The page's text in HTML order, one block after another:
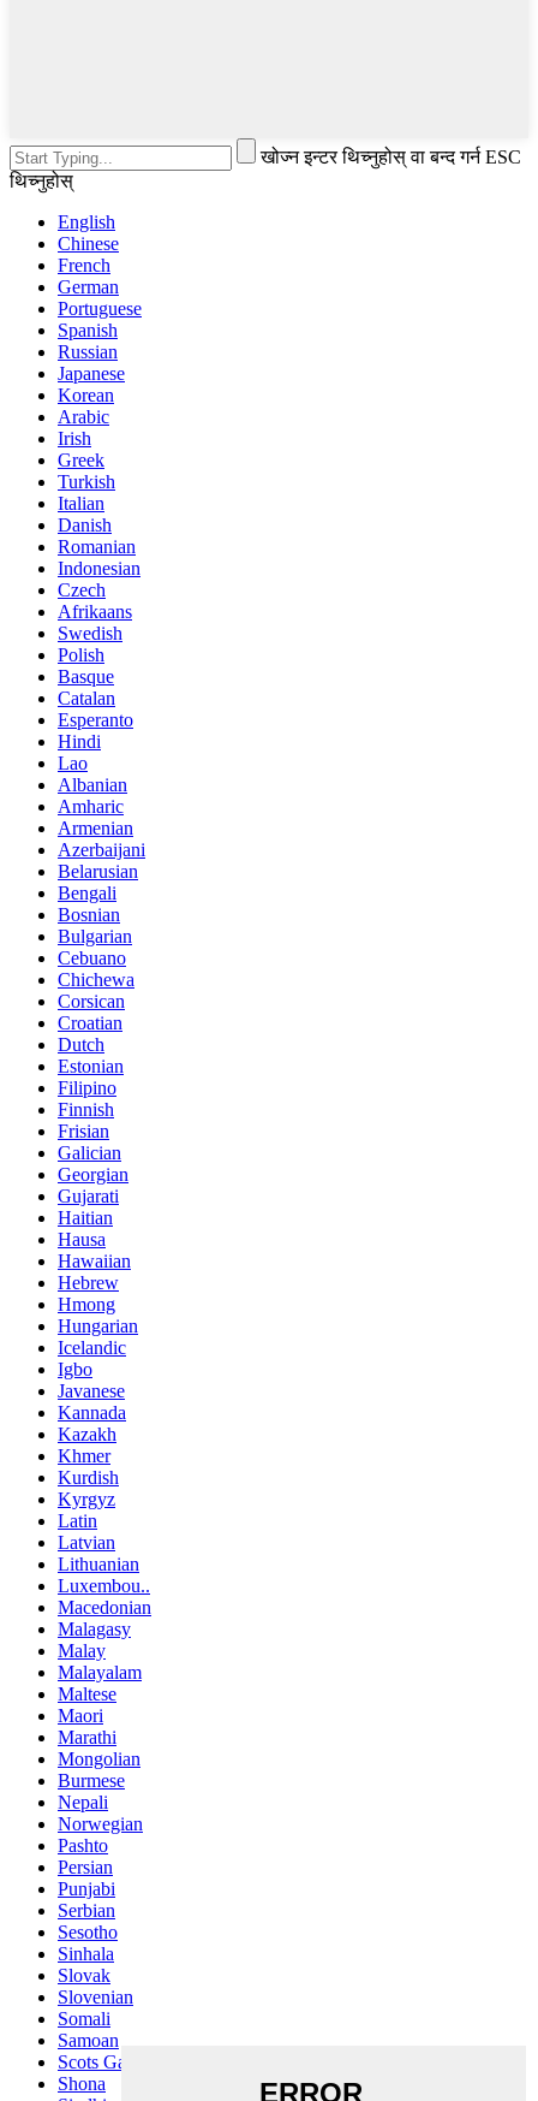
खोज्न इन्टर थिच्नुहोस् वा बन्द गर्न ESC
थिच्नुहोस्
English
Chinese
French
German
Portuguese
Spanish
Russian
Japanese
Korean
Arabic
Irish
Greek
Turkish
Italian
Danish
Romanian
Indonesian
Czech
Afrikaans
Swedish
Polish
Basque
Catalan
Esperanto
Hindi
Lao
Albanian
Amharic
Armenian
Azerbaijani
Belarusian
Bengali
Bosnian
Bulgarian
Cebuano
Chichewa
Corsican
Croatian
Dutch
Estonian
Filipino
Finnish
Frisian
Galician
Georgian
Gujarati
Haitian
Hausa
Hawaiian
Hebrew
Hmong
Hungarian
Icelandic
Igbo
Javanese
Kannada
Kazakh
Khmer
Kurdish
Kyrgyz
Latin
Latvian
Lithuanian
Luxembou..
Macedonian
Malagasy
Malay
Malayalam
Maltese
Maori
Marathi
Mongolian
Burmese
Nepali
Norwegian
Pashto
Persian
Punjabi
Serbian
Sesotho
Sinhala
Slovak
Slovenian
Somali
Samoan
Scots Gaelic
Shona